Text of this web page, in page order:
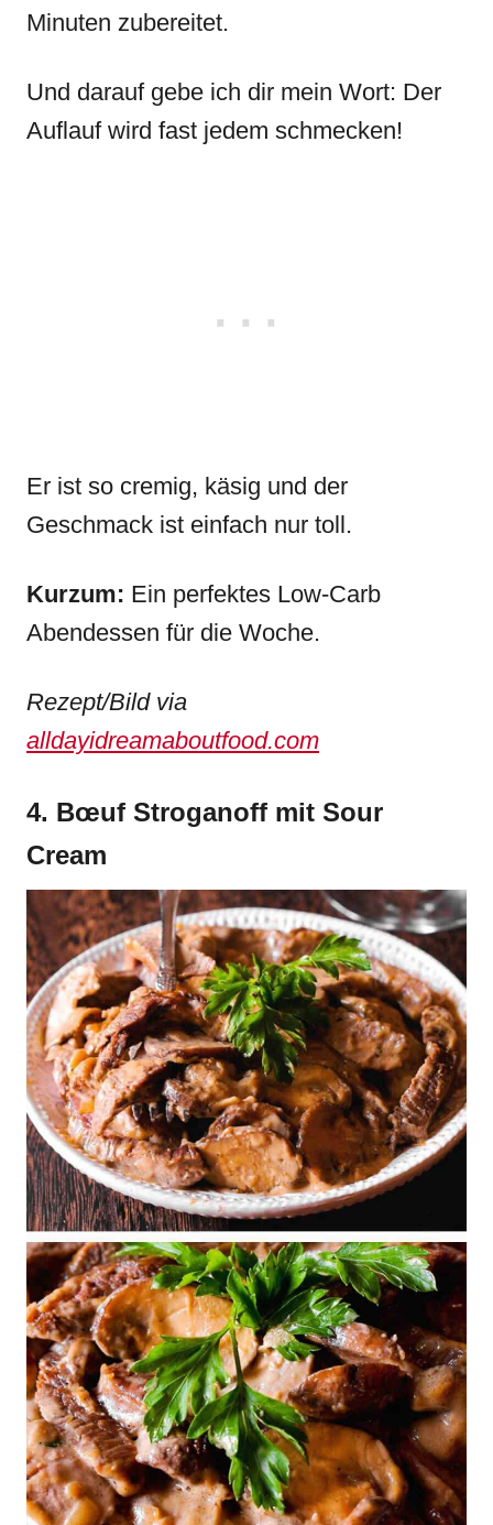
Minuten zubereitet.
Und darauf gebe ich dir mein Wort: Der
Auflauf wird fast jedem schmecken!
Er ist so cremig, käsig und der
Geschmack ist einfach nur toll.
Kurzum: Ein perfektes Low-Carb
Abendessen für die Woche.
Rezept/Bild via
alldayidreamaboutfood.com
4. Bœuf Stroganoff mit Sour
Cream